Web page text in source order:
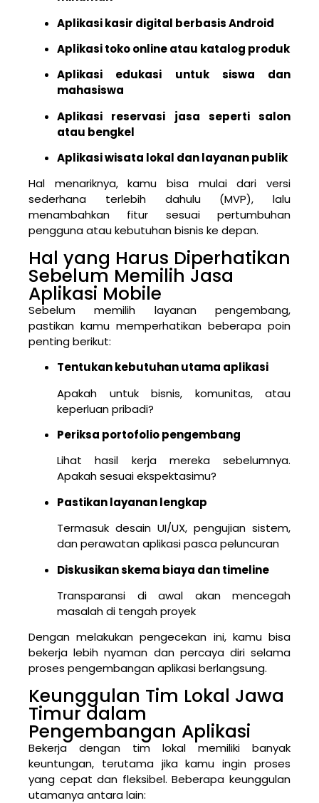
Aplikasi kasir digital berbasis Android
Aplikasi toko online atau katalog produk
Aplikasi edukasi untuk siswa dan
mahasiswa
Aplikasi reservasi jasa seperti salon
atau bengkel
Aplikasi wisata lokal dan layanan publik
Hal menariknya, kamu bisa mulai dari versi
sederhana terlebih dahulu (MVP), lalu
menambahkan fitur sesuai pertumbuhan
pengguna atau kebutuhan bisnis ke depan.
Hal yang Harus Diperhatikan
Sebelum Memilih Jasa
Aplikasi Mobile
Sebelum memilih layanan pengembang,
pastikan kamu memperhatikan beberapa poin
penting berikut:
Tentukan kebutuhan utama aplikasi
Apakah untuk bisnis, komunitas, atau
keperluan pribadi?
Periksa portofolio pengembang
Lihat hasil kerja mereka sebelumnya.
Apakah sesuai ekspektasimu?
Pastikan layanan lengkap
Termasuk desain UI/UX, pengujian sistem,
dan perawatan aplikasi pasca peluncuran
Diskusikan skema biaya dan timeline
Transparansi di awal akan mencegah
masalah di tengah proyek
Dengan melakukan pengecekan ini, kamu bisa
bekerja lebih nyaman dan percaya diri selama
proses pengembangan aplikasi berlangsung.
Keunggulan Tim Lokal Jawa
Timur dalam
Pengembangan Aplikasi
Bekerja dengan tim lokal memiliki banyak
keuntungan, terutama jika kamu ingin proses
yang cepat dan fleksibel. Beberapa keunggulan
utamanya antara lain: